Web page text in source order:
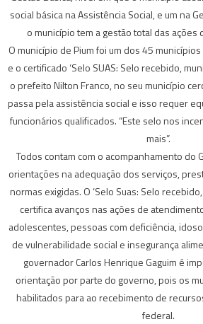
social básica na Assistência Social, e um na
o município tem a gestão total das ações
O município de Pium foi um dos 45
e o certificado ‘Selo SUAS: Selo recebido,
o prefeito Nilton Franco, no seu município
passa pela assistência social e isso requer
funcionários qualificados. “Este selo nos
mais”.
Todos contam com o acompanhamento do
orientações na adequação dos serviços,
normas exigidas. O ‘Selo Suas: Selo
certifica avanços nas ações de
adolescentes, pessoas com deficiência,
de vulnerabilidade social e insegurança
governador Carlos Henrique Gaguim é
orientação por parte do governo, pois os
habilitados para ao recebimento de
federal.